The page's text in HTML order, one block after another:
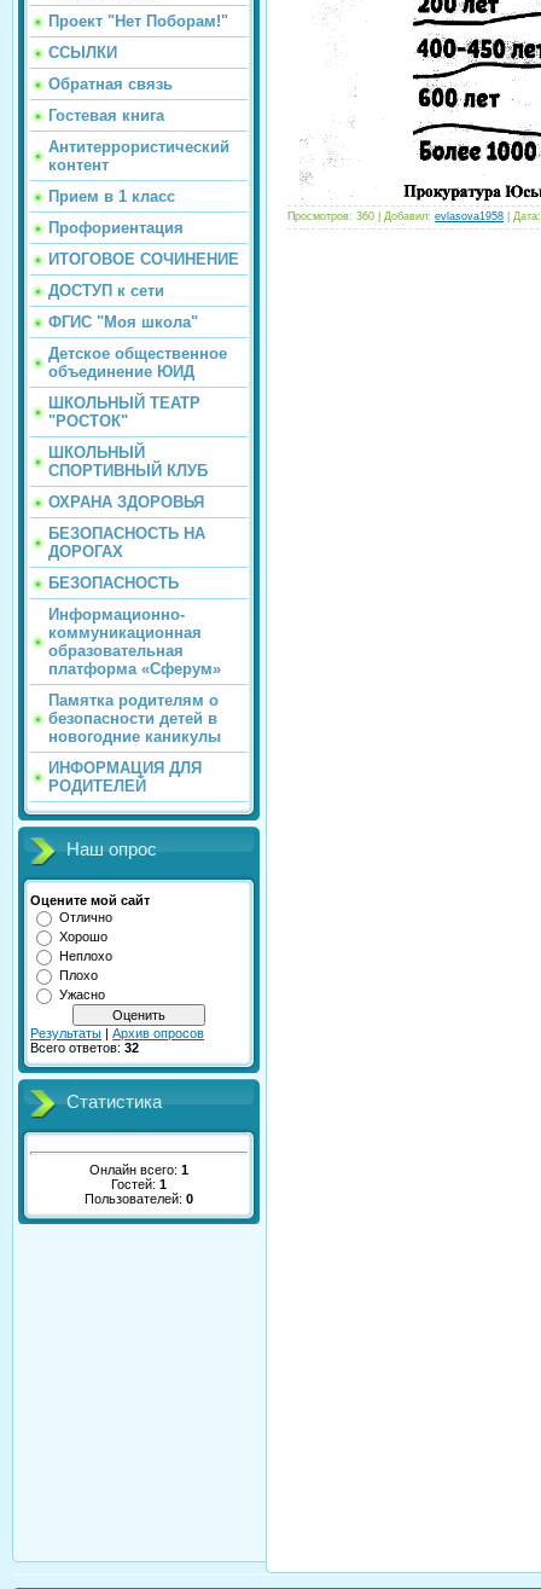
Проект "Нет Поборам!"
ССЫЛКИ
Обратная связь
Гостевая книга
Антитеррористический
контент
Прием в 1 класс
Профориентация
ИТОГОВОЕ СОЧИНЕНИЕ
ДОСТУП к сети
ФГИС "Моя школа"
Детское общественное
объединение ЮИД
ШКОЛЬНЫЙ ТЕАТР
"РОСТОК"
ШКОЛЬНЫЙ
СПОРТИВНЫЙ КЛУБ
ОХРАНА ЗДОРОВЬЯ
БЕЗОПАСНОСТЬ НА
ДОРОГАХ
БЕЗОПАСНОСТЬ
Информационно-
коммуникационная
образовательная
платформа «Сферум»
Памятка родителям о
безопасности детей в
новогодние каникулы
ИНФОРМАЦИЯ ДЛЯ
РОДИТЕЛЕЙ
Наш опрос
Оцените мой сайт
Отлично
Хорошо
Неплохо
Плохо
Ужасно
Результаты | Архив опросов
Всего ответов: 32
Статистика
Онлайн всего: 1
Гостей: 1
Пользователей: 0
Просмотров: 360 Добавил: evlasova1958 Дата: